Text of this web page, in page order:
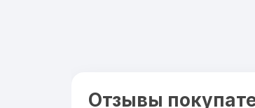
Отзывы